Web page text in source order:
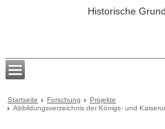
Historische
Startseite Forschung
Projekte
Abbildungsverzeichnis der Königs- und